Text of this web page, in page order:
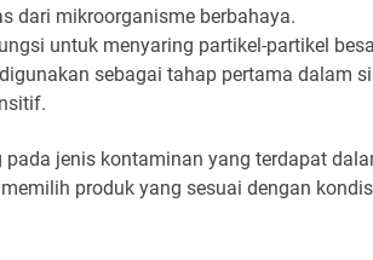
dari mikroorganisme berbahaya.
untuk menyaring partikel-partikel
sebagai tahap pertama dalam
jenis kontaminan yang terdapat
produk yang sesuai dengan